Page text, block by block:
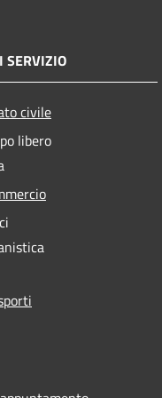
SERVIZIO
civile
libero